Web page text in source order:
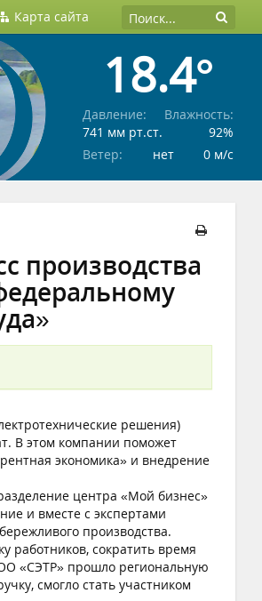
Карта сайта
18.4°
Давление:
741 мм рт.ст.
Влажность:
92%
Ветер:
нет 0 м/c
производства
решения)
В этом компании поможет
экономика» и внедрение
центра «Мой бизнес»
и вместе с экспертами
производства.
работников, сократить время
«СЭТР» прошло региональную
смогло стать участником